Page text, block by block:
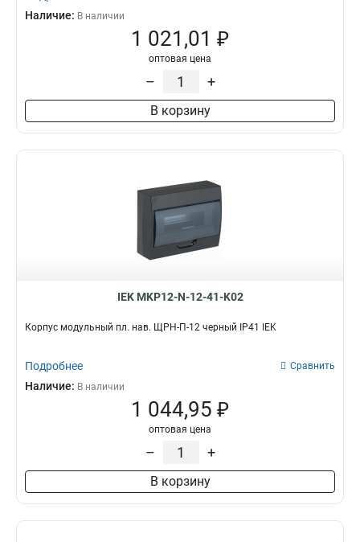
Наличие: В наличии
1 021,01 ₽
оптовая цена
– +
В корзину
IEK MKP12-N-12-41-K02
Корпус модульный пл. нав. ЩРН-П-12 черный IP41 IEK
Подробнее Сравнить
Наличие: В наличии
1 044,95 ₽
оптовая цена
– +
В корзину